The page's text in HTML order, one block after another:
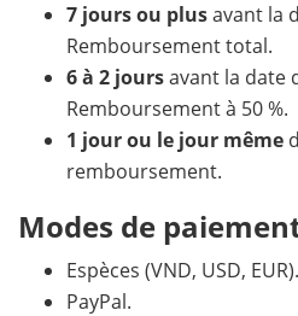
7 jours ou plusavant la
Remboursement total.
6 à 2 joursavant la date
Remboursement à 50 %.
1 jour ou le jour même
remboursement.
Modes de
Espèces (VND, USD, EUR).
PayPal.